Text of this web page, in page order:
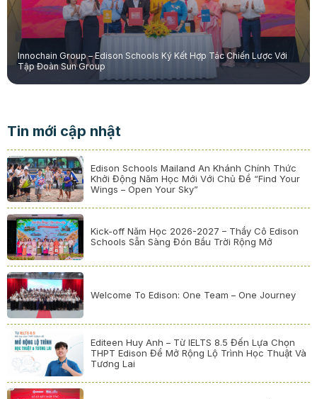
Innochain Group – Edison Schools Ký Kết Hợp Tác Chiến Lược Với
Tập Đoàn Sun Group
Tin mới cập nhật
Edison Schools Mailand An Khánh Chính Thức
Khởi Động Năm Học Mới Với Chủ Đề “Find Your
Wings – Open Your Sky”
Kick-off Năm Học 2026-2027 – Thầy Cô Edison
Schools Sẵn Sàng Đón Bầu Trời Rộng Mở
Welcome To Edison: One Team – One Journey
Editeen Huy Anh – Từ IELTS 8.5 Đến Lựa Chọn
THPT Edison Để Mở Rộng Lộ Trình Học Thuật Và
Tương Lai